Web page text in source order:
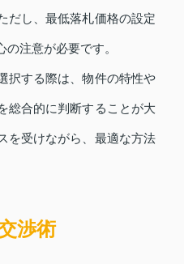
だし、最低落札価格の設定
注意が必要です。
択する際は、物件の特性や
総合的に判断することが大
を受けながら、最適な方法
渉術